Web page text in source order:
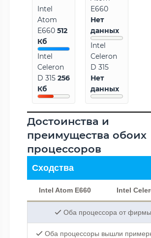
Intel
Atom
E660 512
Кб
Intel
Celeron
D 315 256
Кб
E660
Нет
данных
Intel
Celeron
D 315
Нет
данных
Достоинства и
преимущества обоих
процессоров
Сходства
Intel Atom E660 Intel
Оба процессора от
Оба процессоры вышли